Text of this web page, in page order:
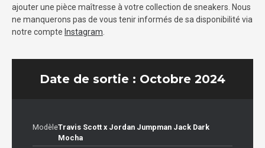
ajouter une pièce maîtresse à votre collection de sneakers. Nous
ne manquerons pas de vous tenir informés de sa disponibilité via
notre compte Instagram
Date de sortie : Octobre 2024
ModèleTravis Scott x Jordan Jumpman Jack Dark
Mocha